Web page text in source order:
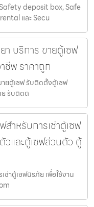
deposit box, Safe
และ Secu
า บริการ ขายตู้เซฟ
พ ราคาถูก
ายตู้เซฟ รับติดตั้งตู้เซฟ
ย รับติดต
สำหรับการเช่าตู้เซฟ
วและตู้เซฟส่วนตัว ตู้
ช่าตู้เซฟนิรภัย เพื่อใช้งาน